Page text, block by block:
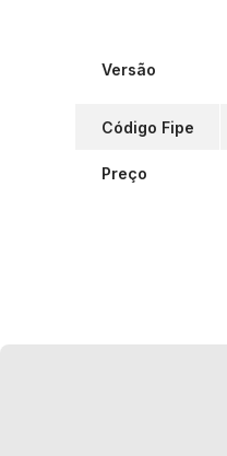
Versão
Código Fipe
Preço